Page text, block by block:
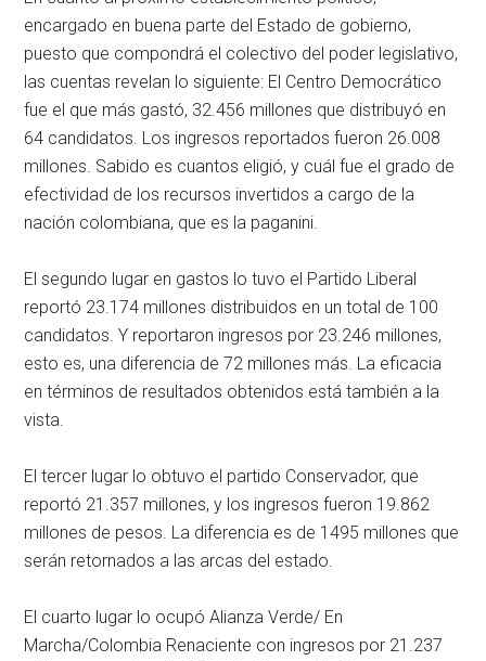
encargado en buena parte del Estado de gobierno,
puesto que compondrá el colectivo del poder legislativo,
las cuentas revelan lo siguiente: El Centro Democrático
fue el que más gastó, 32.456 millones que distribuyó en
64 candidatos. Los ingresos reportados fueron 26.008
millones. Sabido es cuantos eligió, y cuál fue el grado de
efectividad de los recursos invertidos a cargo de la
nación colombiana, que es la paganini.
El segundo lugar en gastos lo tuvo el Partido Liberal
reportó 23.174 millones distribuidos en un total de 100
candidatos. Y reportaron ingresos por 23.246 millones,
esto es, una diferencia de 72 millones más. La eficacia
en términos de resultados obtenidos está también a la
vista.
El tercer lugar lo obtuvo el partido Conservador, que
reportó 21.357 millones, y los ingresos fueron 19.862
millones de pesos. La diferencia es de 1495 millones que
serán retornados a las arcas del estado.
El cuarto lugar lo ocupó Alianza Verde/ En
Marcha/Colombia Renaciente con ingresos por 21.237